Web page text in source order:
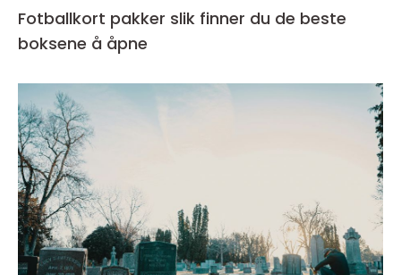
Fotballkort pakker slik finner du de beste
boksene å åpne